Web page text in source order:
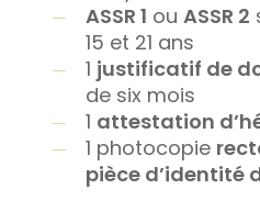
ASSR 1 ouASSR 2
15 et 21 ans
1 justificatif de
de six mois
1 attestation
1 photocopie
pièce d’identité